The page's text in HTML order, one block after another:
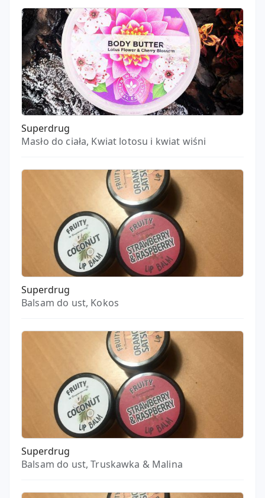
Superdrug
Masło do ciała, Kwiat lotosu i kwiat wiśni
Superdrug
Balsam do ust, Kokos
Superdrug
Balsam do ust, Truskawka & Malina